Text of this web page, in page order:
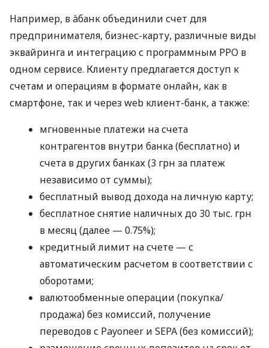
Например, в àбанк объединили счет для
предпринимателя, бизнес-карту, различные виды
эквайринга и интеграцию с программным РРО в
одном сервисе. Клиенту предлагается доступ к
счетам и операциям в формате онлайн, как в
смартфоне, так и через web клиент-банк, а также:
мгновенные платежи на счета
контрагентов внутри банка (бесплатно) и
счета в других банках (3 грн за платеж
независимо от суммы);
бесплатный вывод дохода на личную карту;
бесплатное снятие наличных до 30 тыс. грн
в месяц (далее — 0.75%);
кредитный лимит на счете — с
автоматическим расчетом в соответствии с
оборотами;
валютообменные операции (покупка/
продажа) без комиссий, получение
переводов с Payoneer и SEPA (без комиссий);